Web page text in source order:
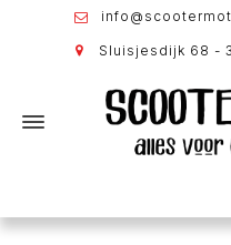
Sluisjesdijk 68 -